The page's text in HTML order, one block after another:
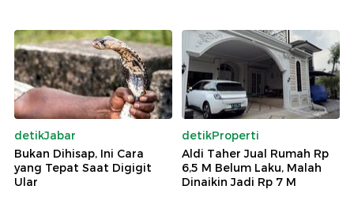
detikJabar
Bukan Dihisap, Ini Cara
yang Tepat Saat Digigit
Ular
detikProperti
Aldi Taher Jual Rumah Rp
6,5 M Belum Laku, Malah
Dinaikin Jadi Rp 7 M